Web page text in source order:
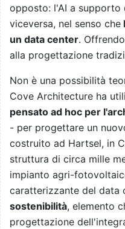
opposto: l'AI a supporto
viceversa, nel senso che
un data center.
alla progettazione
Non è una possibilità
Cove Architecture ha
pensato ad hoc per
- per progettare un
costruito ad Hartsel, in
struttura di circa mille
impianto agri-
caratterizzante del data
sostenibilità, elemento
progettazione